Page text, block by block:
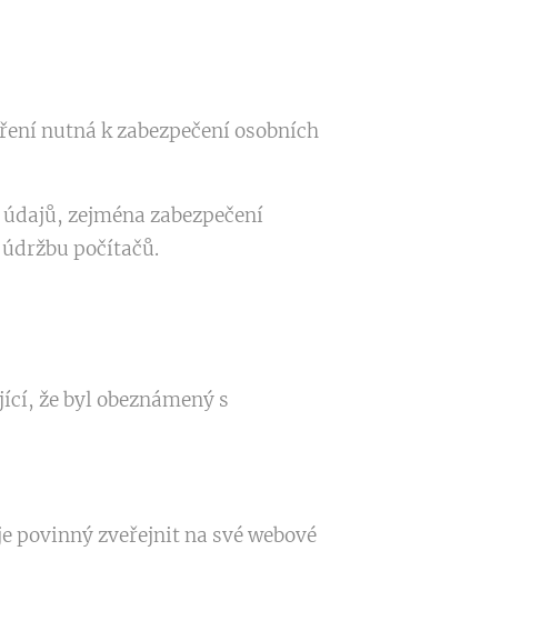
nutná k zabezpečení osobních
zejména zabezpečení
počítačů.
že byl obeznámený s
povinný zveřejnit na své webové